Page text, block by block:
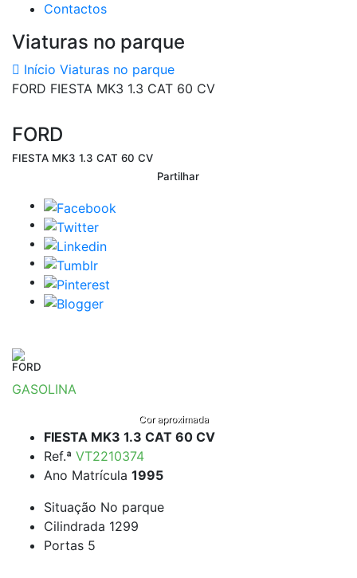
Contactos
Viaturas no parque
Início Viaturas no parque
FORD FIESTA MK3 1.3 CAT 60 CV
FORD
FIESTA MK3 1.3 CAT 60 CV
Partilhar
FORD
GASOLINA
Cor aproximada
FIESTA MK3 1.3 CAT 60 CV
Ref.ª VT2210374
Ano Matrícula 1995
Situação No parque
Cilindrada 1299
Portas 5